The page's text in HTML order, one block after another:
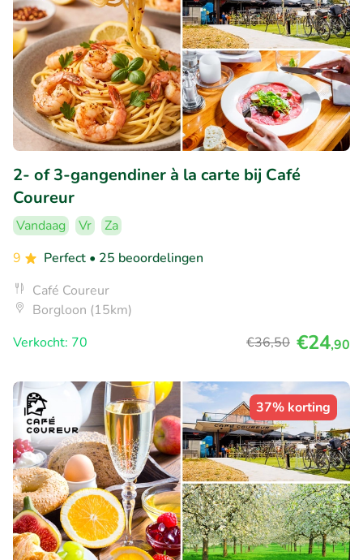
2- of 3-gangendiner à la carte bij Café
Coureur
Vandaag Vr
Za
9
Perfect • 25 beoordelingen
Café Coureur
Borgloon (15km)
Verkocht: 70
€36,50 €24,90
37% korting